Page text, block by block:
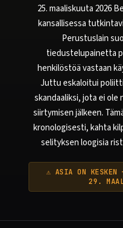
25. maaliskuuta 2026
kansallisessa
Perustuslain
tiedustelupainetta
henkilöstöä vastaan
Juttu eskaloitui
skandaaliksi, jota ei
siirtymisen jälkeen.
kronologisesti, kahta
selityksen loogisia
⚠ ASIA ON
29.